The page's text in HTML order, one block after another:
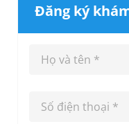
Đăng ký